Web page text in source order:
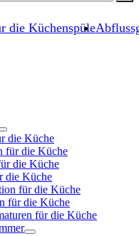
die Küchenspüle
die Küche
für die Küche
die Küche
die Küche
für die Küche
für die Küche
für die Küche